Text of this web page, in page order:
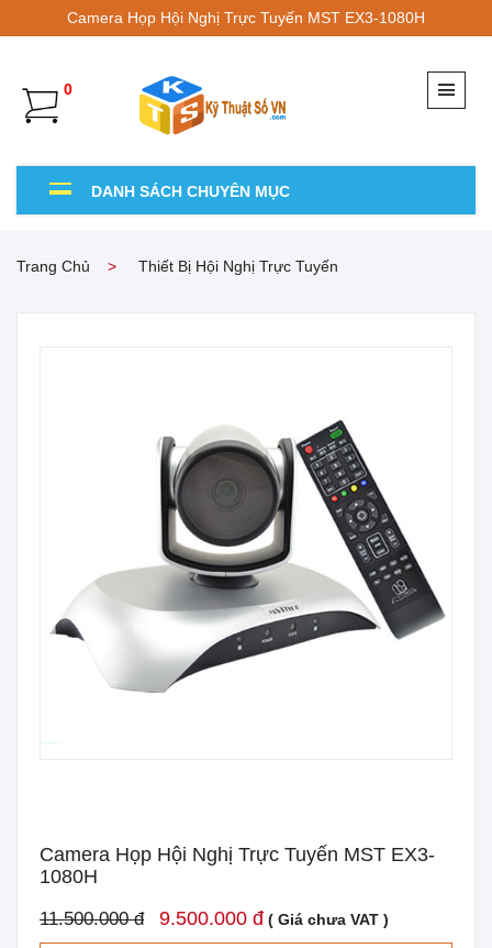
Camera Họp Hội Nghị Trực Tuyến MST EX3-1080H
0
DANH SÁCH CHUYÊN MỤC
Trang Chủ Thiết Bị Hội Nghị Trực Tuyến
Camera Họp Hội Nghị Trực Tuyến MST EX3-
1080H
11.500.000 đ 9.500.000 đ ( Giá chưa VAT )